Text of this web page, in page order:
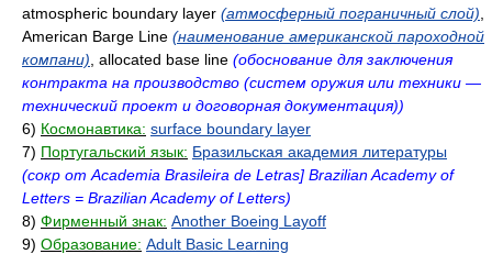
atmospheric boundary layer (атмосферный пограничный слой)
American Barge Line (наименование американской пароходной
компани) , allocated base line (обоснование для заключения
контракта на производство (систем оружия или техники —
технический проект и договорная документация))
6) Космонавтика: surface boundary layer
7) Португальский язык: Бразильская академия литературы
(сокр от Academia Brasileira de Letras] Brazilian Academy of
Letters = Brazilian Academy of Letters)
8) Фирменный знак: Another Boeing Layoff
9) Образование: Adult Basic Learning